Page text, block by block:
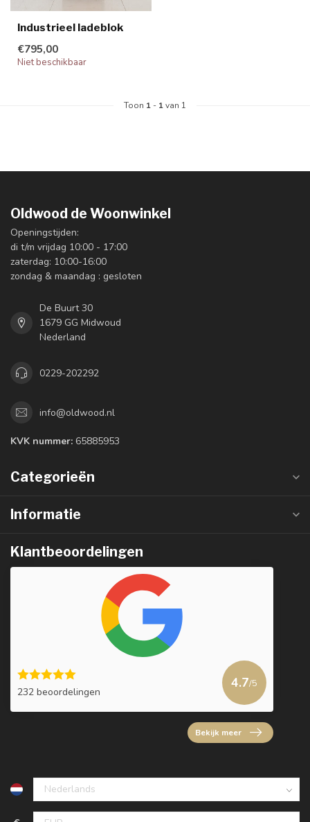
Industrieel ladeblok
€795,00
Niet beschikbaar
Toon 1 - 1van 1
Oldwood de Woonwinkel
Openingstijden:
di t/m vrijdag 10:00 - 17:00
zaterdag: 10:00-16:00
zondag & maandag : gesloten
De Buurt 30
1679 GG Midwoud
Nederland
0229-202292
info@oldwood.nl
KVK nummer: 65885953
Categorieën
Informatie
Klantbeoordelingen
232 beoordelingen
4.7/5
Bekijk meer